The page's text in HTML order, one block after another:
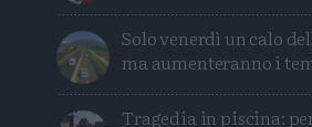
Solo venerdì un calo
ma aumenteranno i
Tragedia in piscina: